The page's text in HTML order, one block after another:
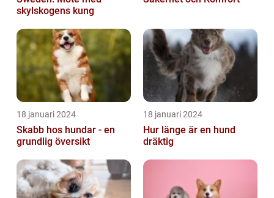
skylskogens kung
18 januari 2024
Skabb hos hundar - en
grundlig översikt
18 januari 2024
Hur länge är en hund
dräktig